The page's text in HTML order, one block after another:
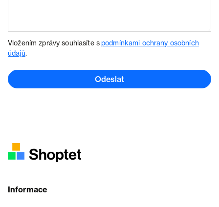
Vložením zprávy souhlasíte spodmínkami ochrany osobních
údajů.
Odeslat
Informace